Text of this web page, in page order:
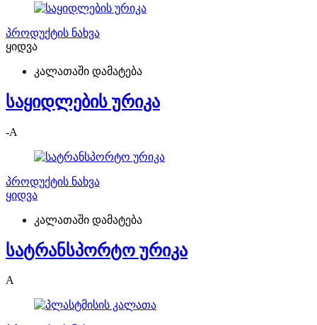
პროდუქტის ნახვა
ყიდვა
კალათაში დამატება
საყიდლების ურიკა
-A
პროდუქტის ნახვა
ყიდვა
კალათაში დამატება
სატრანსპორტო ურიკა
A